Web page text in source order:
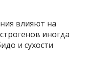
влияют на
иногда
и сухости